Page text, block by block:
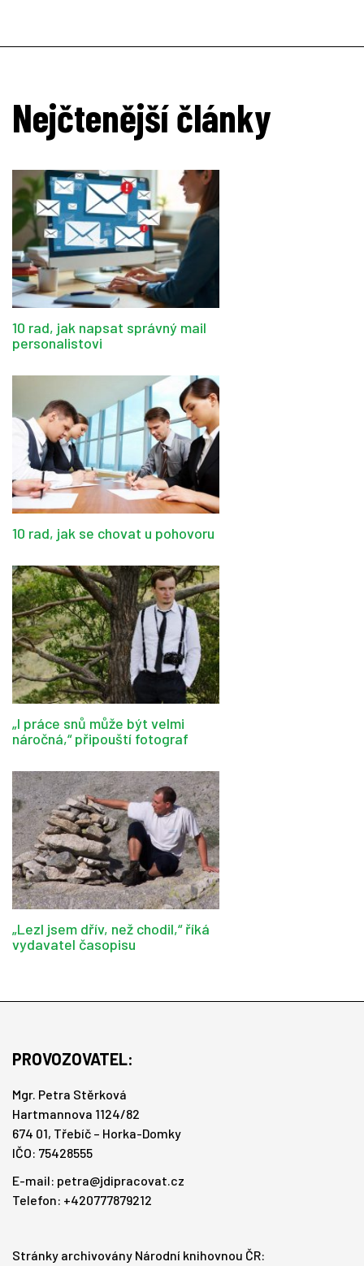
Nejčtenější články
10 rad, jak napsat správný mail
personalistovi
10 rad, jak se chovat u pohovoru
„I práce snů může být velmi
náročná,“ připouští fotograf
„Lezl jsem dřív, než chodil,“ říká
vydavatel časopisu
PROVOZOVATEL:
Mgr. Petra Stěrková
Hartmannova 1124/82
674 01, Třebíč – Horka-Domky
IČO: 75428555
E-mail: petra@jdipracovat.cz
Telefon: +420777879212
Stránky archivovány Národní knihovnou ČR: